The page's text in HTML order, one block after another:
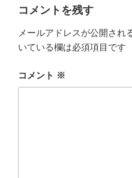
o
k
コメントを残す
メールアドレスが公開され
いている欄は必須項目です
コメント ※